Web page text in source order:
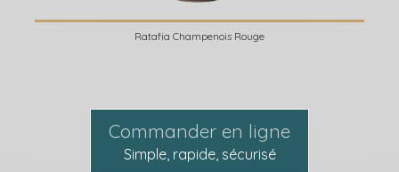
Ratafia Champenois Rouge
Commander en ligne
Simple, rapide, sécurisé